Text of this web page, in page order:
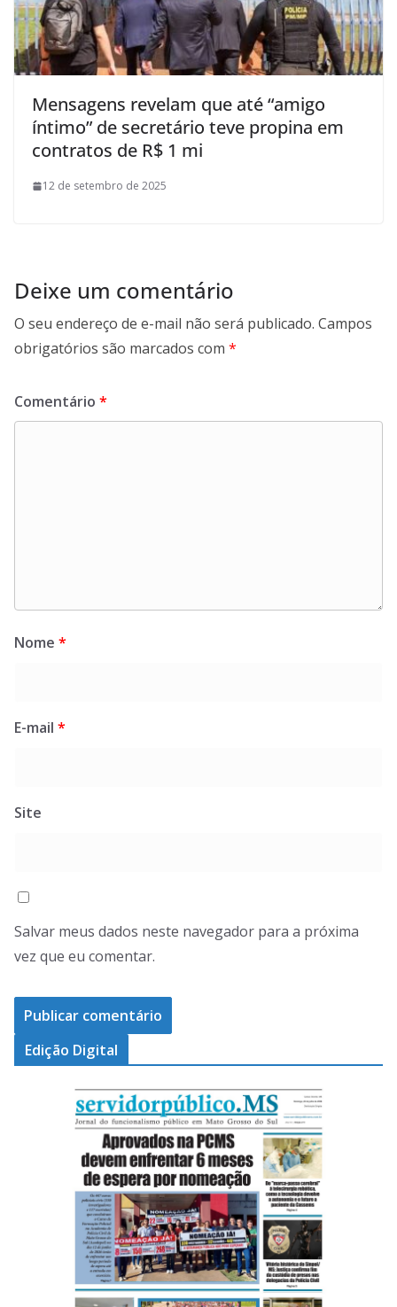
Mensagens revelam que até “amigo
íntimo” de secretário teve propina em
contratos de R$ 1 mi
12 de setembro de 2025
Deixe um comentário
O seu endereço de e-mail não será publicado. Campos
obrigatórios são marcados com *
Comentário *
Nome *
E-mail *
Site
Salvar meus dados neste navegador para a próxima
vez que eu comentar.
Edição Digital